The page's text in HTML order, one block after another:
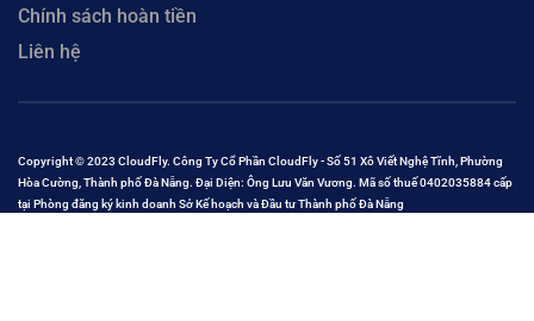
Chính sách hoàn tiền
Liên hệ
Copyright © 2023 CloudFly. Công Ty Cổ Phần CloudFly - Số 51 Xô Viết Nghệ Tĩnh, Phường
Hòa Cường, Thành phố Đà Nẵng. Đại Diện: Ông Lưu Văn Vương. Mã số thuế 0402035884 cấp
tại Phòng đăng ký kinh doanh Sở Kế hoạch và Đầu tư Thành phố Đà Nẵng